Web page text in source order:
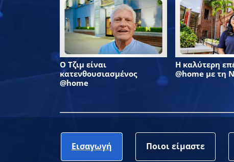
Ο Τζιμ είναι
κατενθουσιασμένος
@home
Η καλύτερη
@home με τη
Εισαγωγή Ποιοι είμαστε